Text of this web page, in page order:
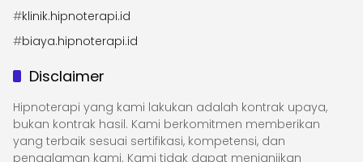
#klinik.hipnoterapi.id
#biaya.hipnoterapi.id
Disclaimer
Hipnoterapi yang kami lakukan adalah kontrak upaya,
bukan kontrak hasil. Kami berkomitmen memberikan
yang terbaik sesuai sertifikasi, kompetensi, dan
pengalaman kami. Kami tidak dapat menjanjikan